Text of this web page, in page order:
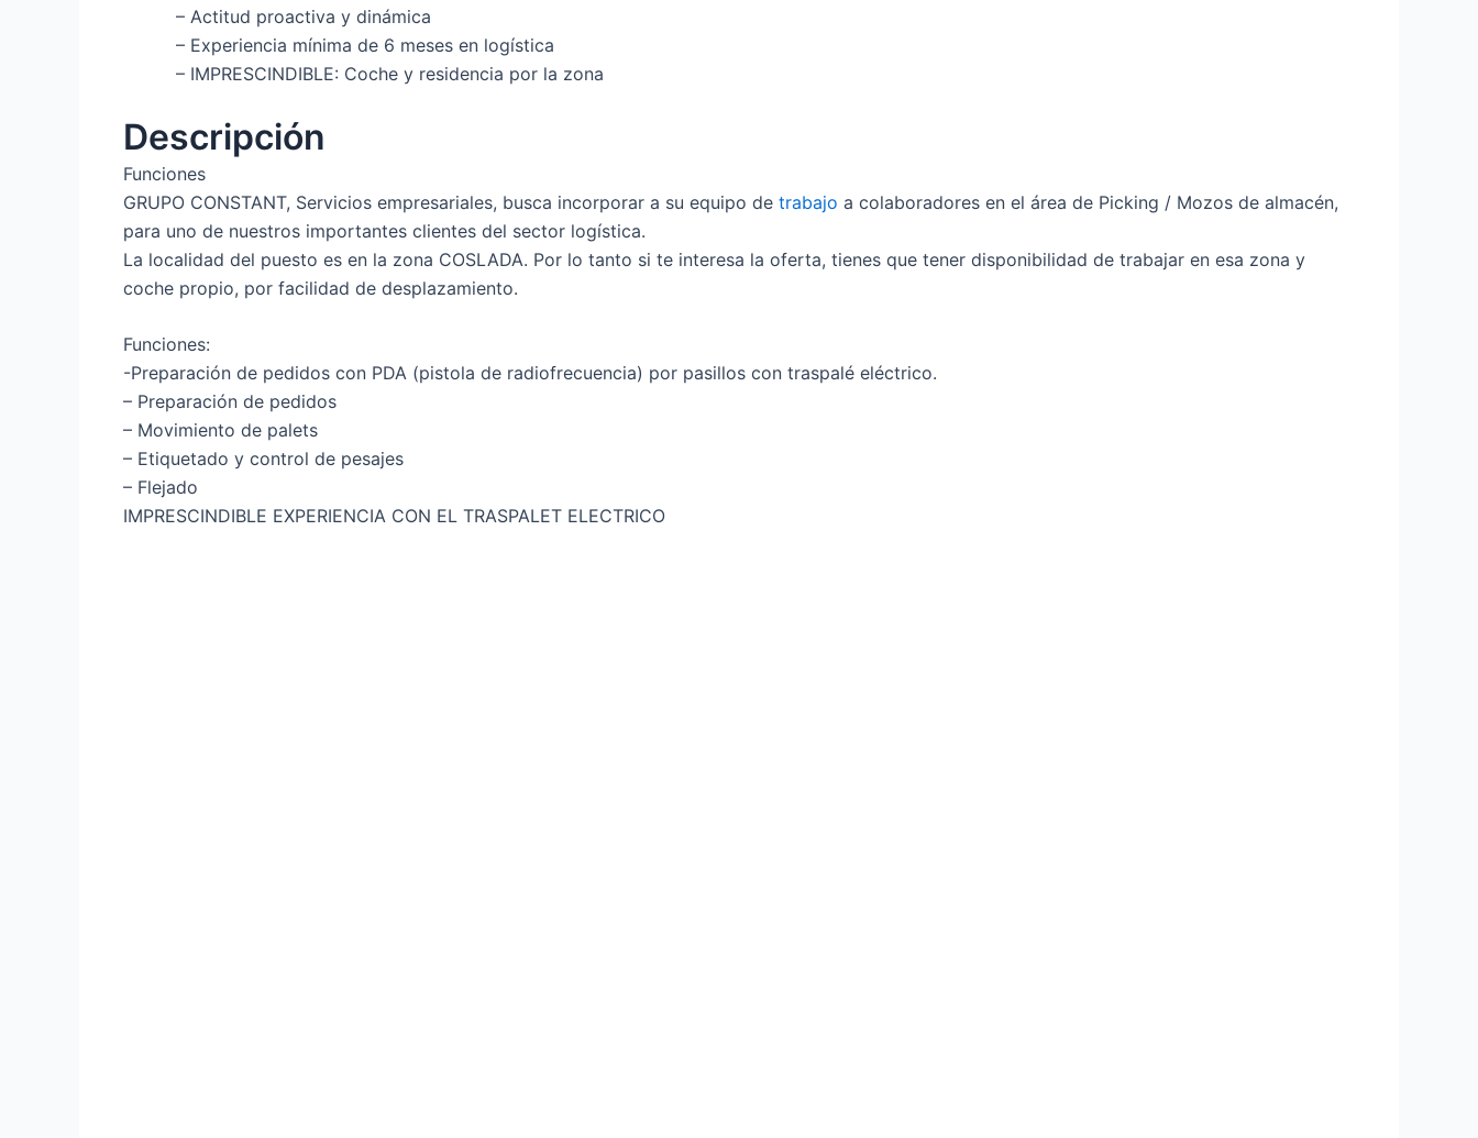
– Actitud proactiva y dinámica
– Experiencia mínima de 6 meses en logística
– IMPRESCINDIBLE: Coche y residencia por la zona
Descripción
Funciones
GRUPO CONSTANT, Servicios empresariales, busca incorporar a su equipo de trabajo a colaboradores en el área de Picking / Mozos de almacén,
para uno de nuestros importantes clientes del sector logística.
La localidad del puesto es en la zona COSLADA. Por lo tanto si te interesa la oferta, tienes que tener disponibilidad de trabajar en esa zona y
coche propio, por facilidad de desplazamiento.
Funciones:
-Preparación de pedidos con PDA (pistola de radiofrecuencia) por pasillos con traspalé eléctrico.
– Preparación de pedidos
– Movimiento de palets
– Etiquetado y control de pesajes
– Flejado
IMPRESCINDIBLE EXPERIENCIA CON EL TRASPALET ELECTRICO